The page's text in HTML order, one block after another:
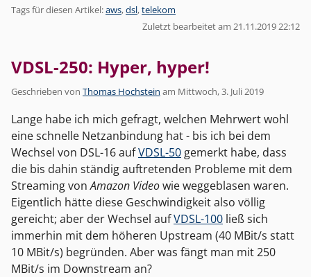
Tags für diesen Artikel:aws,dsl,telekom
Zuletzt bearbeitet am 21.11.2019 22:12
VDSL-250: Hyper, hyper!
Geschrieben von Thomas Hochstein am Mittwoch, 3. Juli 2019
Lange habe ich mich gefragt, welchen Mehrwert wohl
eine schnelle Netzanbindung hat - bis ich bei dem
Wechsel von DSL-16 aufVDSL-50 gemerkt habe, dass
die bis dahin ständig auftretenden Probleme mit dem
Streaming vonAmazon Videowie weggeblasen waren.
Eigentlich hätte diese Geschwindigkeit also völlig
gereicht; aber der Wechsel aufVDSL-100 ließ sich
immerhin mit dem höheren Upstream (40 MBit/s statt
10 MBit/s) begründen. Aber was fängt man mit 250
MBit/s im Downstream an?